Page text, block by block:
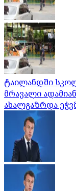
ტაილანდში
მრავალი
ახალგაზრდა